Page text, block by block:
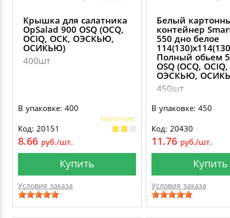
Крышка для салатника
OpSalad 900 OSQ (OCQ,
OCIQ, ОСК, ОЭСКЬЮ,
ОСИКЬЮ)
400шт
В упаковке: 400
Наличие:
Код: 20151
8.66 руб./шт.
Купить
Условия заказа
Белый
контейнер
550 дно белое
Полный обьем
OSQ (OCQ,
ОЭСКЬЮ,
450шт
В упаковке: 450
Код: 20430
11.76 руб./шт.
Купить
Условия заказа